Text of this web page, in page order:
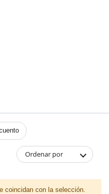
Ordenar por
coincidan con la selección.